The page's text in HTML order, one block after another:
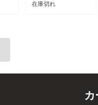
在庫切れ